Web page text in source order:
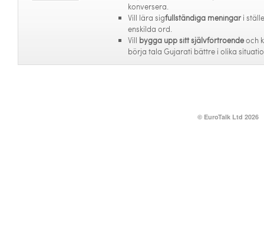
konversera.
Vill lära sigfullständiga meningar i
enskilda ord.
Vill bygga upp sitt självförtroendeoch
börja tala Gujarati bättre i olika
© EuroTalk Ltd 2026